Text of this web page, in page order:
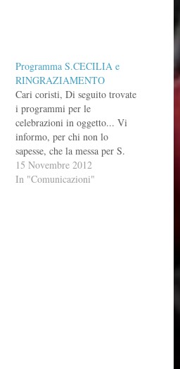
Programma S.CECILIA e
RINGRAZIAMENTO
Cari coristi, Di seguito trovate
i programmi per le
celebrazioni in oggetto... Vi
informo, per chi non lo
sapesse, che la messa per S.
Cecilia sarà celebrata, anche
quest'anno, da don Graziano
15 Novembre 2012
In "Comunicazioni"